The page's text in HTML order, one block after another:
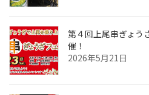
第４回上尾串ぎょ
催！
2026年5月21日